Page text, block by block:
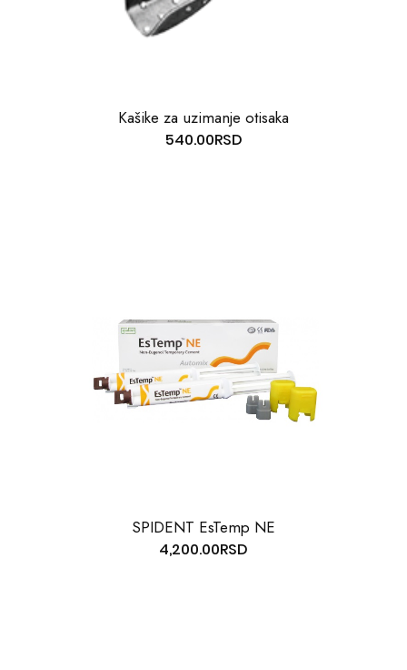
Kašike za uzimanje otisaka
540.00RSD
SPIDENT EsTemp NE
4,200.00RSD